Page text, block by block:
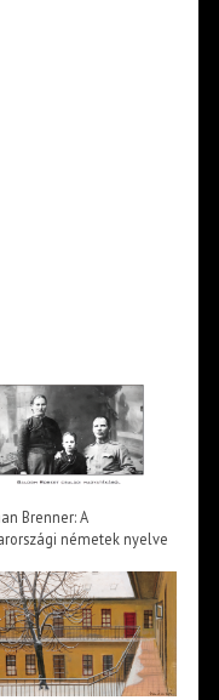
Brenner: A
németek nyelve